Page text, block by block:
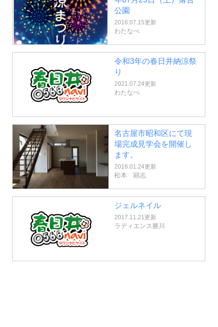
公園
2016.07.15更新
わたなべ
令和3年の春日井納涼祭
り
2021.07.24更新
わたなべ
名古屋市昭和区にて現
場完成見学会を開催し
ます。
2016.01.24更新
松本 顕志
ジェルネイル
2017.11.21更新
ラディエンス勝川